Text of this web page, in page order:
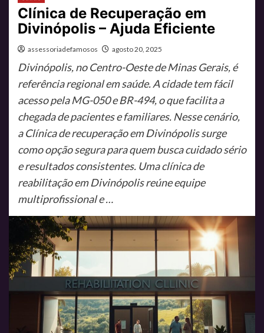
Clínica de Recuperação em
Divinópolis – Ajuda Eficiente
assessoriadefamosos agosto 20, 2025
Divinópolis, no Centro-Oeste de Minas Gerais, é
referência regional em saúde. A cidade tem fácil
acesso pela MG-050 e BR-494, o que facilita a
chegada de pacientes e familiares. Nesse cenário,
a Clínica de recuperação em Divinópolis surge
como opção segura para quem busca cuidado sério
e resultados consistentes. Uma clínica de
reabilitação em Divinópolis reúne equipe
multiprofissional e …